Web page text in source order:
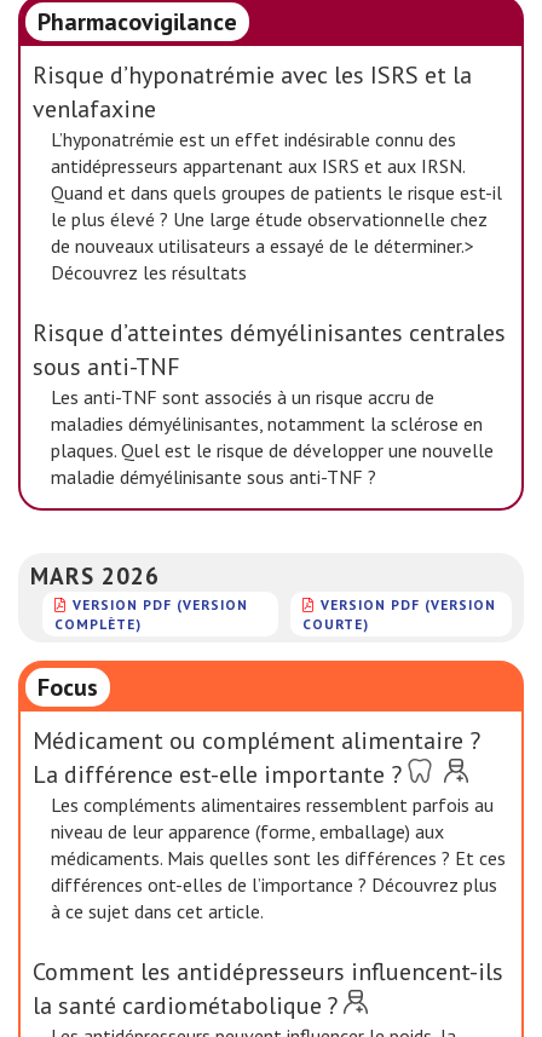
Pharmacovigilance
Risque d’hyponatrémie avec les ISRS et la
venlafaxine
L’hyponatrémie est un effet indésirable connu des
antidépresseurs appartenant aux ISRS et aux IRSN.
Quand et dans quels groupes de patients le risque est-il
le plus élevé ? Une large étude observationnelle chez
de nouveaux utilisateurs a essayé de le déterminer.>
Découvrez les résultats
Risque d’atteintes démyélinisantes centrales
sous anti-TNF
Les anti-TNF sont associés à un risque accru de
maladies démyélinisantes, notamment la sclérose en
plaques. Quel est le risque de développer une nouvelle
maladie démyélinisante sous anti-TNF ?
MARS 2026
VERSION PDF (VERSION
COMPLÈTE)
VERSION PDF (VERSION
COURTE)
Focus
Médicament ou complément alimentaire ?
La différence est-elle importante ?
Les compléments alimentaires ressemblent parfois au
niveau de leur apparence (forme, emballage) aux
médicaments. Mais quelles sont les différences ? Et ces
différences ont-elles de l’importance ? Découvrez plus
à ce sujet dans cet article.
Comment les antidépresseurs influencent-ils
la santé cardiométabolique ?